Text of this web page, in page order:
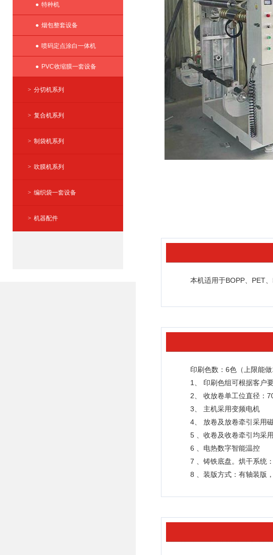
特种机
烟包整套设备
喷码定点涂白一体机
PVC收缩膜一套设备
分切机系列
复合机系列
制袋机系列
吹膜机系列
编织袋一套设备
机器配件
本机适用于BOPP、PET
印刷色数：6色（上限能做
1、 印刷色组可根据客户
2、 收放卷单工位直径：
3、 主机采用变频电机
4、 放卷及放卷牵引采用
5 、收卷及收卷牵引均采
6 、电热数字智能温控
7 、铸铁底盘。烘干系统
8 、装版方式：有轴装版